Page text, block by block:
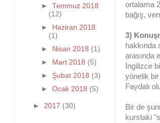
ortalama
bağış,
3)
hakkında
arasında
İngilizce
yönelik
Faydalı
Bir de
kurstaki
►Temmuz 2018
(12)
►
Haziran 2018
(1)
►
Nisan 2018 (1)
►
Mart 2018 (5)
► Şubat 2018 (3)
►Ocak 2018 (5)
► 2017 (30)